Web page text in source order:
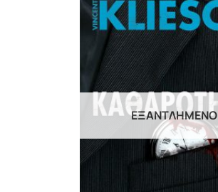
ΕΞΑΝΤΛΗΜΈΝΟ